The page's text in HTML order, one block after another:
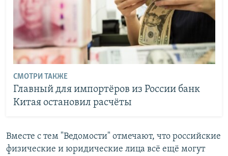
СМОТРИ ТАКЖЕ
Главный для импортёров из России банк
Китая остановил расчёты
Вместе с тем "Ведомости" отмечают, что российские
физические и юридические лица всё ещё могут